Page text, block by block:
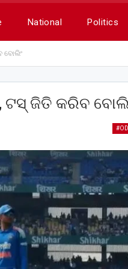
National Politics
ବୋଲିଂ
ଜିତି କରିବ